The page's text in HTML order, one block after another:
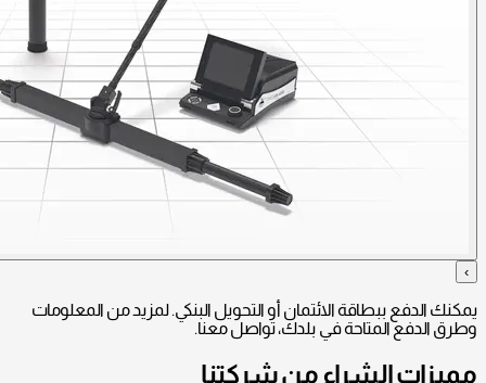
›
يمكنك الدفع ببطاقة الائتمان أو التحويل البنكي. لمزيد من المعلومات
وطرق الدفع المتاحة في بلدك، تواصل معنا.
مميزات الشراء من شركتنا